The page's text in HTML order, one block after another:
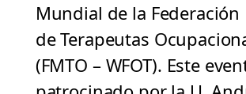
Mundial de la
de Terapeutas
(FMTO – WFOT). Este